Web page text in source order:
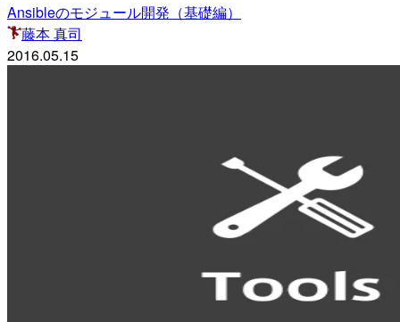
Ansibleのモジュール開発（基礎編）
藤本 真司
2016.05.15